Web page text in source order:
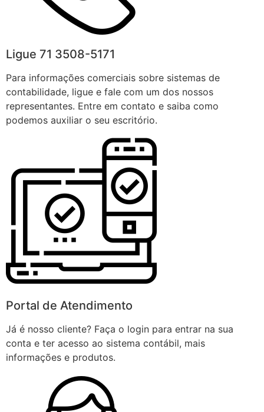
Ligue 71 3508-5171
Para informações comerciais sobre sistemas de
contabilidade, ligue e fale com um dos nossos
representantes. Entre em contato e saiba como
podemos auxiliar o seu escritório.
Portal de Atendimento
Já é nosso cliente? Faça o login para entrar na sua
conta e ter acesso ao sistema contábil, mais
informações e produtos.